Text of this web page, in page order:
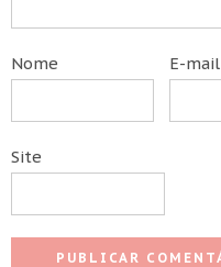
Nome E-mail
Site